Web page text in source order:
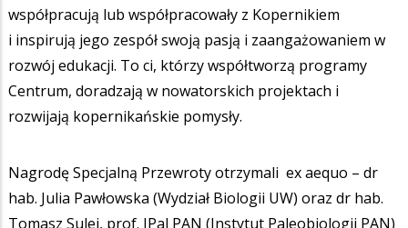
współpracują lub współpracowały z Kopernikiem
i inspirują jego zespół swoją pasją i zaangażowaniem w
rozwój edukacji. To ci, którzy współtworzą programy
Centrum, doradzają w nowatorskich projektach i
rozwijają kopernikańskie pomysły.
Nagrodę Specjalną Przewroty otrzymali ex aequo – dr
hab. Julia Pawłowska (Wydział Biologii UW) oraz dr hab.
Tomasz Sulej, prof. IPal PAN (Instytut Paleobiologii PAN)